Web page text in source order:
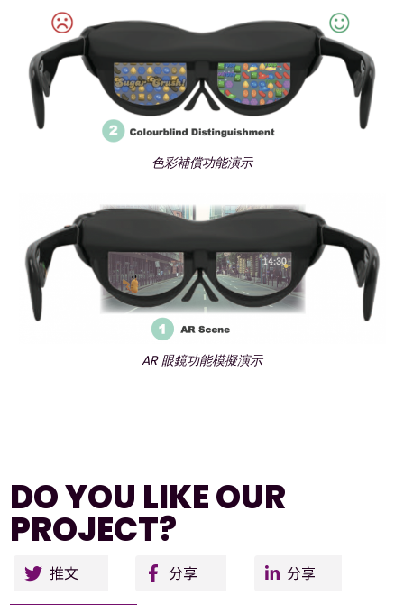
色彩補償功能演示
AR 眼鏡功能模擬演示
DO YOU LIKE OUR
PROJECT?
Twitter Facebo